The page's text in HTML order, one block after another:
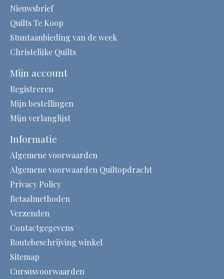
Nieuwsbrief
Quilts Te Koop
Stuntaanbieding van de week
Christelijke Quilts
Mijn account
Registreren
Mijn bestellingen
Mijn verlanglijst
Informatie
Algemene voorwaarden
Algemene voorwaarden Quiltopdracht
Privacy Policy
Betaalmethoden
Verzenden
Contactgegevens
Routebeschrijving winkel
Sitemap
Cursusvoorwaarden